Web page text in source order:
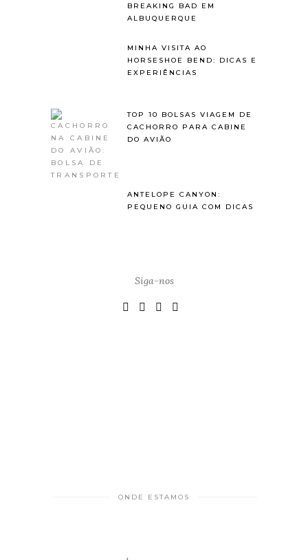
BREAKING BAD EM
ALBUQUERQUE
MINHA VISITA AO
HORSESHOE BEND: DICAS E
EXPERIÊNCIAS
TOP 10 BOLSAS VIAGEM DE
CACHORRO PARA CABINE
DO AVIÃO
ANTELOPE CANYON:
PEQUENO GUIA COM DICAS
Siga-nos
ONDE ESTAMOS